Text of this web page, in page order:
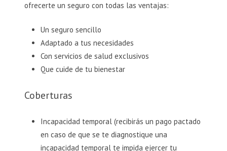
ofrecerte un seguro con todas las ventajas:
Un seguro sencillo
Adaptado a tus necesidades
Con servicios de salud exclusivos
Que cuide de tu bienestar
Coberturas
Incapacidad temporal (recibirás un pago pactado
en caso de que se te diagnostique una
incapacidad temporal te impida ejercer tu